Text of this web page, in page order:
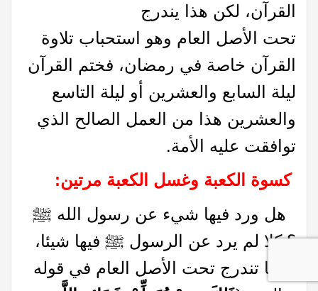
القرآن، لكن هذا يندرج
تحت الأصل العام وهو استحباب تلاوة
القرآن خاصة في رمضان، فختم القرآن
ليلة السابع والعشرين أو ليلة التاسع
والعشرين هذا من العمل الصالح الذي
توافقت عليه الأمة.
كسوة الكعبة وغسل الكعبة مرتين:
هل ورد فيها شيء عن رسول الله ﷺ
؟ كلا لم يرد عن الرسول ﷺ فيها شيئا،
لكنها تندرج تحت الأصل العام في قوله